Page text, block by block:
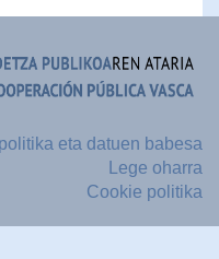
eta datuen babesa
Lege oharra
Cookie politika